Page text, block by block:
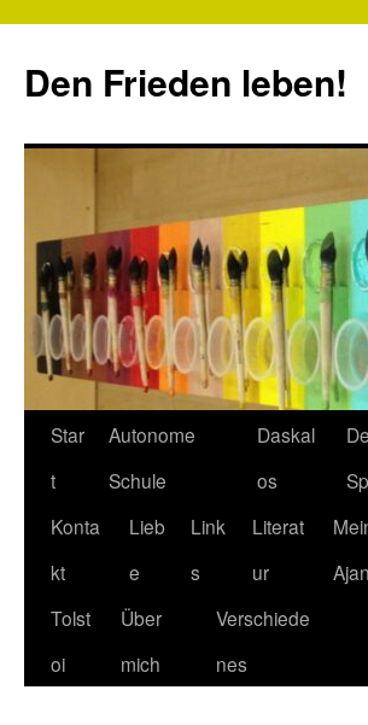
springen
Den Frieden leben!
Star
t
Autonome
Schule
Daskal
os
Konta
kt
Lieb
e
Link
s
Literat
ur
Tolst
oi
Über
mich
Verschiede
nes